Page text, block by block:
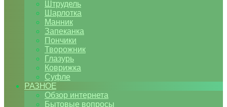
Штрудель
Шарлотка
Манник
Запеканка
Пончики
Творожник
Глазурь
Коврижка
Суфле
РАЗНОЕ
Обзор интернета
Бытовые вопросы